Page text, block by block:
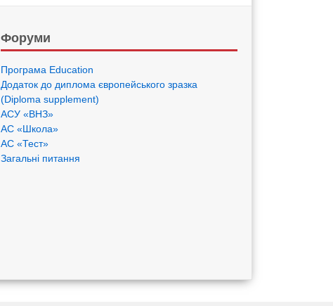
Форуми
Програма Eduсation
Додаток до диплома європейського зразка
(Diploma supplement)
АСУ «ВНЗ»
АС «Школа»
АС «Тест»
Загальні питання